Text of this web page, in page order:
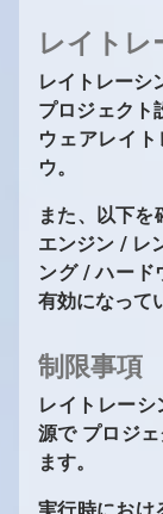
レイト
レイトレーシ
プロジェクト
ウェアレイ
ウ。
また、以下
エンジン / レ
ング / ハード
有効になって
制限事項
レイトレー
源で プロジ
ます。